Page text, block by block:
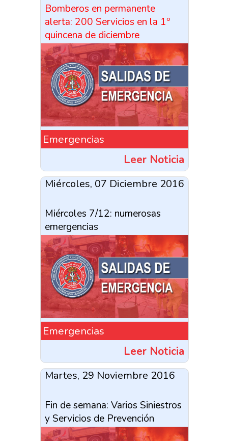
Bomberos en permanente
alerta: 200 Servicios en la 1º
quincena de diciembre
Emergencias
Leer Noticia
Miércoles, 07 Diciembre 2016
Miércoles 7/12: numerosas
emergencias
Emergencias
Leer Noticia
Martes, 29 Noviembre 2016
Fin de semana: Varios Siniestros
y Servicios de Prevención